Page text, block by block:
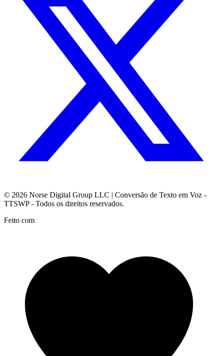
© 2026 Norse Digital Group LLC | Conversão de Texto em Voz -
TTSWP - Todos os direitos reservados.
Feito com